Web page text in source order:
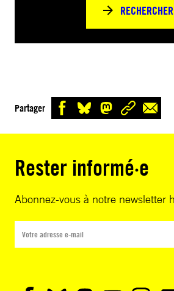
RECHERCHER
Partager
Rester informé·e
Abonnez-vous à notre newsletter